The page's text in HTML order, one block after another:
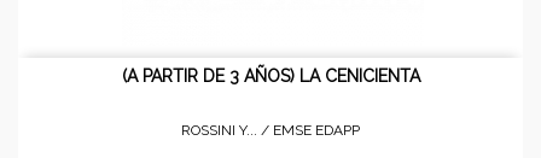
(A PARTIR DE 3 AÑOS) LA CENICIENTA
ROSSINI Y... / EMSE EDAPP